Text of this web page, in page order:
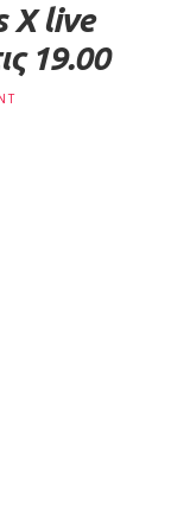
X live
19.00